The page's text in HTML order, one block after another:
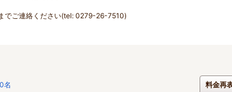
でご連絡ください(tel: 0279-26-7510)
0名 料金再